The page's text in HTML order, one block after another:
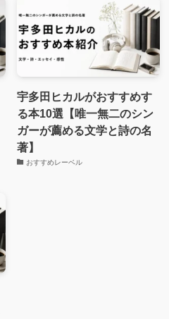
宇多田ヒカルがおすすめす
る本10選【唯一無二のシン
ガーが薦める文学と詩の名
著】
おすすめレーベル